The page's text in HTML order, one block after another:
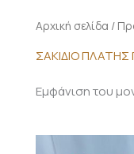
Αρχική σελίδα /
ΣΑΚΙΔΙΟ
Εμφάνιση του